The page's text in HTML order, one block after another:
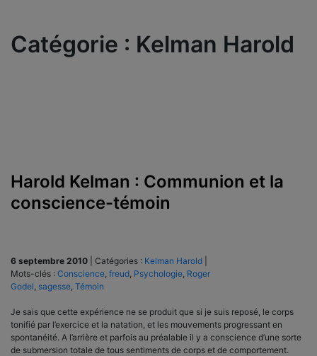
Catégorie : Kelman Harold
Harold Kelman : Communion et la
conscience-témoin
6 septembre 2010 Catégories : Kelman Harold
Mots-clés : Conscience freud Psychologie Roger
Godel sagesse Témoin
Je sais que cette expérience ne se produit que si je suis reposé, le corps
tonifié par l’exercice et la natation, et les mouvements progressant en
spontanéité. A l’arrière et parfois au préalable il y a conscience d’une sorte
de submersion totale de tous sentiments de corps et de comportement.